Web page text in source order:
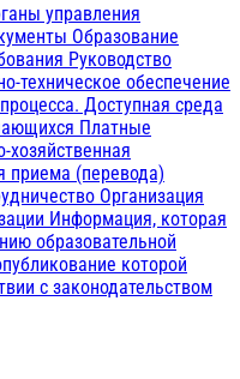
управления
Образование
Руководство
техническое обеспечение
Доступная среда
Платные
хозяйственная
приема (перевода)
Организация
Информация, которая
образовательной
которой
с законодательством